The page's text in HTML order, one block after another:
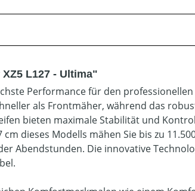
L127 - Ultima"
Performance für den
als Frontmäher, während das
bieten maximale Stabilität und
dieses Modells mähen Sie bis zu
Abendstunden. Die innovative